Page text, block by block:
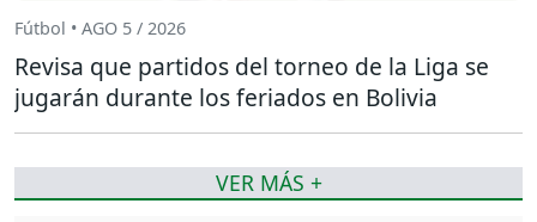
Fútbol • AGO 5 / 2026
Revisa que partidos del torneo de la Liga se
jugarán durante los feriados en Bolivia
VER MÁS +